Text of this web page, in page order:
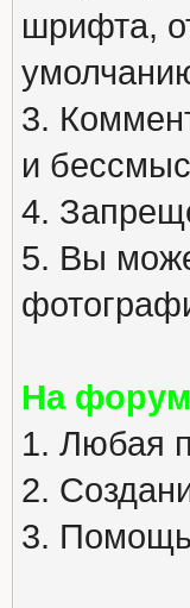
шрифта,
3.
и
4.
5. Вы
На
1. Любая
2.
3. Помощь